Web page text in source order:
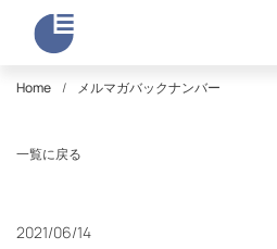
Home メルマガバックナンバー
一覧に戻る
2021/06/14